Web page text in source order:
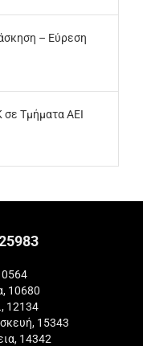
– Εύρεση
σε Τμήματα ΑΕΙ
10680
12134
15343
14342